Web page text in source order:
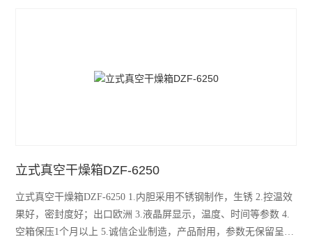
立式真空干燥箱DZF-6250
立式真空干燥箱DZF-6250 1.内胆采用不锈钢制作，生锈 2.控温效
果好，密封度好；出口欧洲 3.液晶屏显示，温度、时间等参数 4.
空箱保压1个月以上 5.诚信企业制造，产品耐用，参数无保留呈